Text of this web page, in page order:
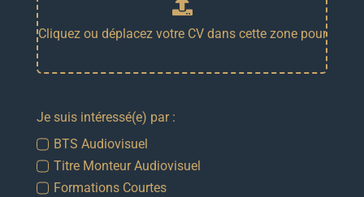
Je suis intéressé(e) par :
BTS Audiovisuel
Titre Monteur Audiovisuel
Formations Courtes